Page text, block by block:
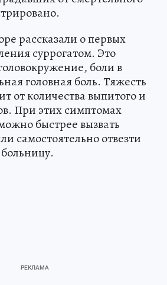
рассказали о первых
суррогатом. Это
боли в
головная боль. Тяжесть
от количества выпитого и
При этих симптомах
быстрее вызвать
самостоятельно отвезти